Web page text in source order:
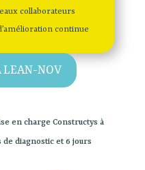
collaborateurs
continue
LEAN-NOV
en charge Constructys à
diagnostic et 6 jours